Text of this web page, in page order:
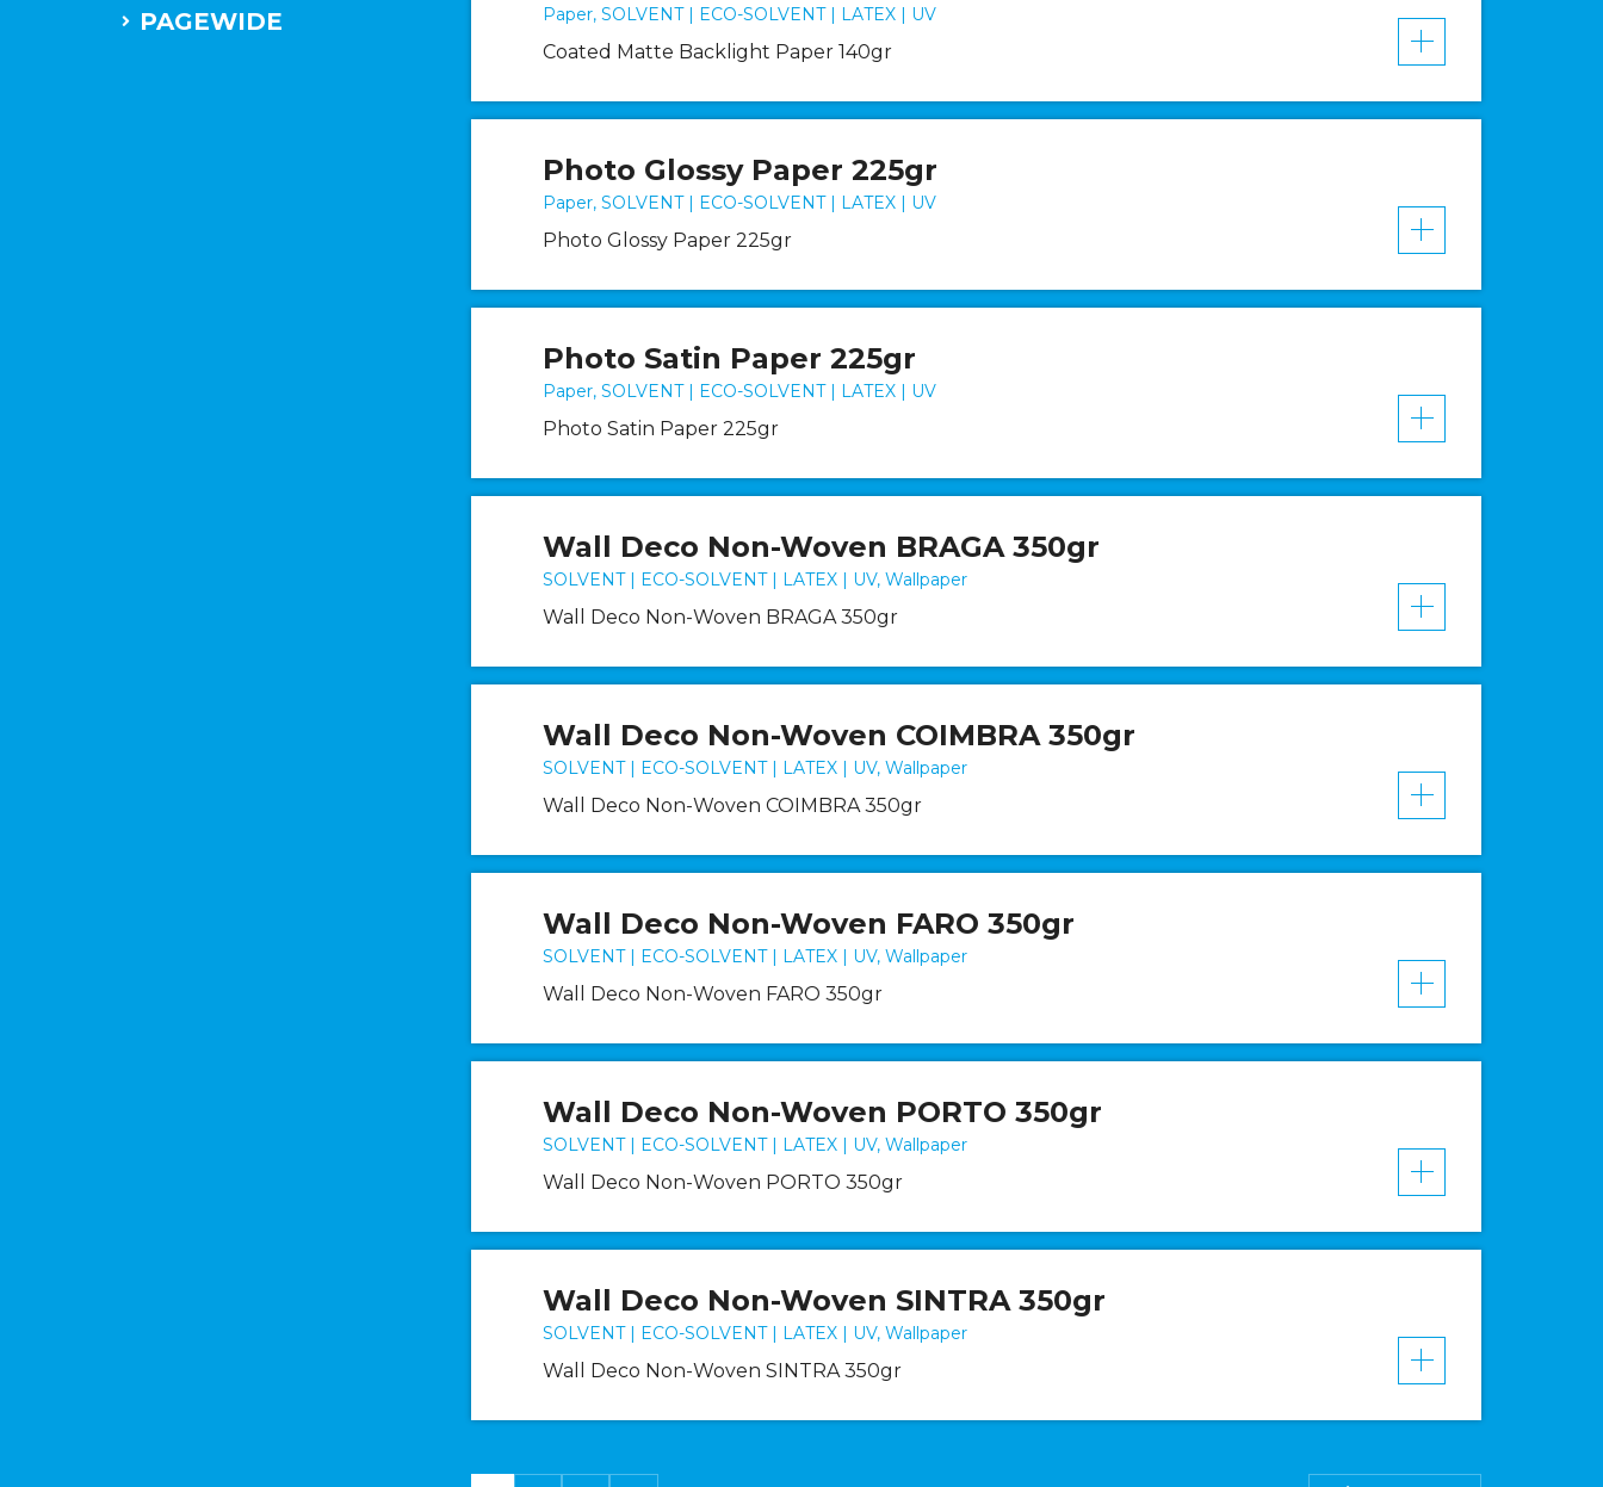
PAGEWIDE Paper, SOLVENT | ECO-SOLVENT | LATEX | UV
Coated Matte Backlight Paper 140gr
VER MAIS
Photo Glossy Paper 225gr
Paper, SOLVENT | ECO-SOLVENT | LATEX | UV
Photo Glossy Paper 225gr
VER MAIS
Photo Satin Paper 225gr
Paper, SOLVENT | ECO-SOLVENT | LATEX | UV
Photo Satin Paper 225gr
VER MAIS
Wall Deco Non-Woven BRAGA 350gr
SOLVENT | ECO-SOLVENT | LATEX | UV, Wallpaper
Wall Deco Non-Woven BRAGA 350gr
VER MAIS
Wall Deco Non-Woven COIMBRA 350gr
SOLVENT | ECO-SOLVENT | LATEX | UV, Wallpaper
Wall Deco Non-Woven COIMBRA 350gr
VER MAIS
Wall Deco Non-Woven FARO 350gr
SOLVENT | ECO-SOLVENT | LATEX | UV, Wallpaper
Wall Deco Non-Woven FARO 350gr
VER MAIS
Wall Deco Non-Woven PORTO 350gr
SOLVENT | ECO-SOLVENT | LATEX | UV, Wallpaper
Wall Deco Non-Woven PORTO 350gr
VER MAIS
Wall Deco Non-Woven SINTRA 350gr
SOLVENT | ECO-SOLVENT | LATEX | UV, Wallpaper
Wall Deco Non-Woven SINTRA 350gr
VER MAIS